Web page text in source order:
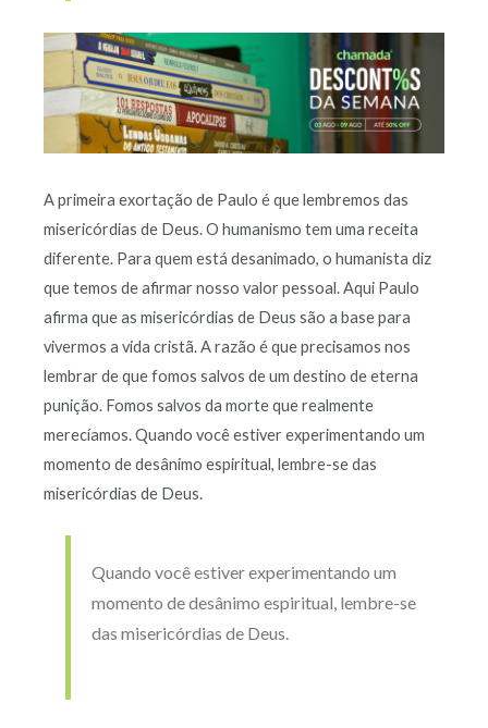
A primeira exortação de Paulo é que lembremos das
misericórdias de Deus. O humanismo tem uma receita
diferente. Para quem está desanimado, o humanista diz
que temos de afirmar nosso valor pessoal. Aqui Paulo
afirma que as misericórdias de Deus são a base para
vivermos a vida cristã. A razão é que precisamos nos
lembrar de que fomos salvos de um destino de eterna
punição. Fomos salvos da morte que realmente
merecíamos. Quando você estiver experimentando um
momento de desânimo espiritual, lembre-se das
misericórdias de Deus.
Quando você estiver experimentando um
momento de desânimo espiritual, lembre-se
das misericórdias de Deus.